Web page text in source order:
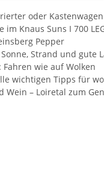
oder
im Knaus Suns I 700
Pepper
Strand und gute
Fahren wie auf Wolken
wichtigen Tipps für
Wein – Loiretal zum